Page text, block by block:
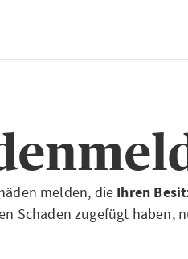
melden, die Ihren
Schaden zugefügt haben,